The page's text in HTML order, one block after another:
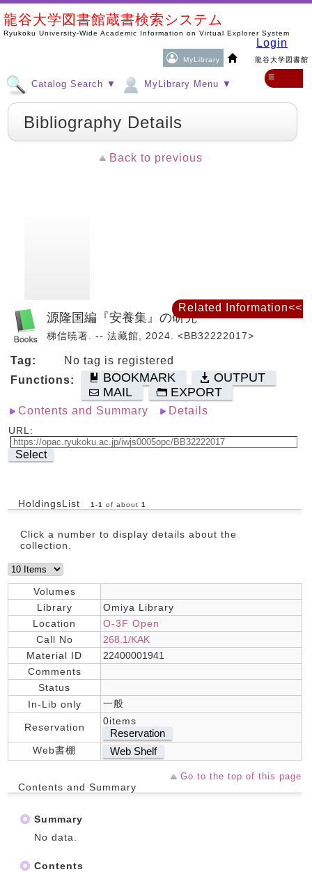
龍谷大学図書館蔵書検索システム
Ryukoku University-Wide Academic Information on Virtual Explorer System
MyLibrary 龍谷大学図書館
Login
Catalog Search ▼ MyLibrary Menu ▼
≡
Bibliography Details
Back to previous
源隆国編『安養集』の研究
梯信暁著. -- 法藏館, 2024. <BB32222017>
Tag:
No tag is registered
Functions:
BOOKMARK
OUTPUT
MAIL
EXPORT
Contents and Summary Details
URL:
Select
HoldingsList 1 -1 of about 1
Click a number to display details about the
collection.
Volumes
Library
Omiya Library
Location
O-3F Open
Call No
268.1/KAK
Material ID
22400001941
Comments
Status
In-Lib only
一般
Reservation
0items
Reservation
Web書棚 Web Shelf
Go to the top of this page
Contents and Summary
Summary
No data.
Contents
Related Information<<